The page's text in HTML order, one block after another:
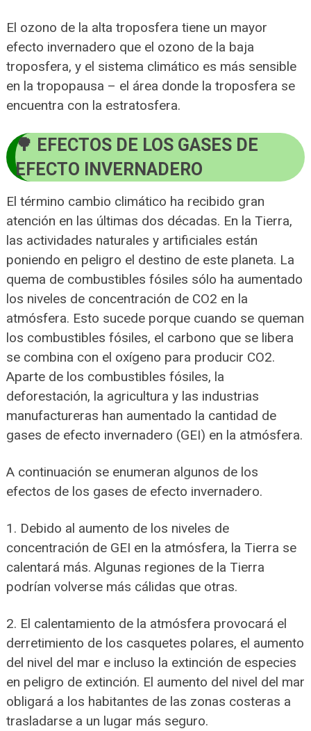
El ozono de la alta troposfera tiene un mayor
efecto invernadero que el ozono de la baja
troposfera, y el sistema climático es más sensible
en la tropopausa – el área donde la troposfera se
encuentra con la estratosfera.
EFECTOS DE LOS GASES DE
EFECTO INVERNADERO
El término cambio climático ha recibido gran
atención en las últimas dos décadas. En la Tierra,
las actividades naturales y artificiales están
poniendo en peligro el destino de este planeta. La
quema de combustibles fósiles sólo ha aumentado
los niveles de concentración de CO2 en la
atmósfera. Esto sucede porque cuando se queman
los combustibles fósiles, el carbono que se libera
se combina con el oxígeno para producir CO2.
Aparte de los combustibles fósiles, la
deforestación, la agricultura y las industrias
manufactureras han aumentado la cantidad de
gases de efecto invernadero (GEI) en la atmósfera.
A continuación se enumeran algunos de los
efectos de los gases de efecto invernadero.
1. Debido al aumento de los niveles de
concentración de GEI en la atmósfera, la Tierra se
calentará más. Algunas regiones de la Tierra
podrían volverse más cálidas que otras.
2. El calentamiento de la atmósfera provocará el
derretimiento de los casquetes polares, el aumento
del nivel del mar e incluso la extinción de especies
en peligro de extinción. El aumento del nivel del mar
obligará a los habitantes de las zonas costeras a
trasladarse a un lugar más seguro.